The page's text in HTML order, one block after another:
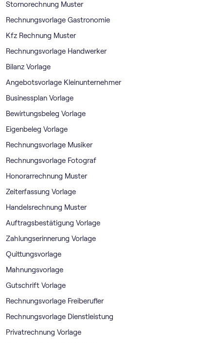
Stornorechnung Muster
Rechnungsvorlage Gastronomie
Kfz Rechnung Muster
Rechnungsvorlage Handwerker
Bilanz Vorlage
Angebotsvorlage Kleinunternehmer
Businessplan Vorlage
Bewirtungsbeleg Vorlage
Eigenbeleg Vorlage
Rechnungsvorlage Musiker
Rechnungsvorlage Fotograf
Honorarrechnung Muster
Zeiterfassung Vorlage
Handelsrechnung Muster
Auftragsbestätigung Vorlage
Zahlungserinnerung Vorlage
Quittungsvorlage
Mahnungsvorlage
Gutschrift Vorlage
Rechnungsvorlage Freiberufler
Rechnungsvorlage Dienstleistung
Privatrechnung Vorlage